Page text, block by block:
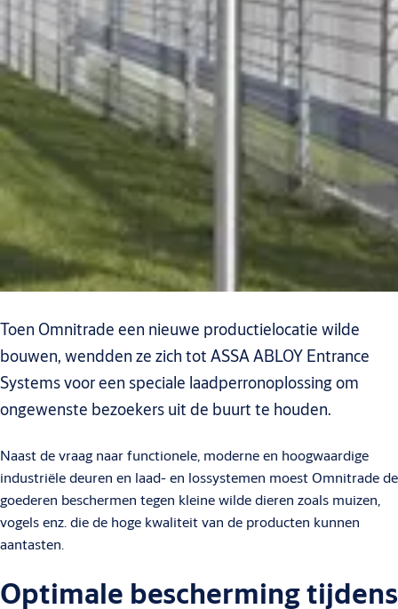
Toen Omnitrade een nieuwe productielocatie wilde
bouwen, wendden ze zich tot ASSA ABLOY Entrance
Systems voor een speciale laadperronoplossing om
ongewenste bezoekers uit de buurt te houden.
Naast de vraag naar functionele, moderne en hoogwaardige
industriële deuren en laad- en lossystemen moest Omnitrade de
goederen beschermen tegen kleine wilde dieren zoals muizen,
vogels enz. die de hoge kwaliteit van de producten kunnen
aantasten.
Optimale bescherming tijdens